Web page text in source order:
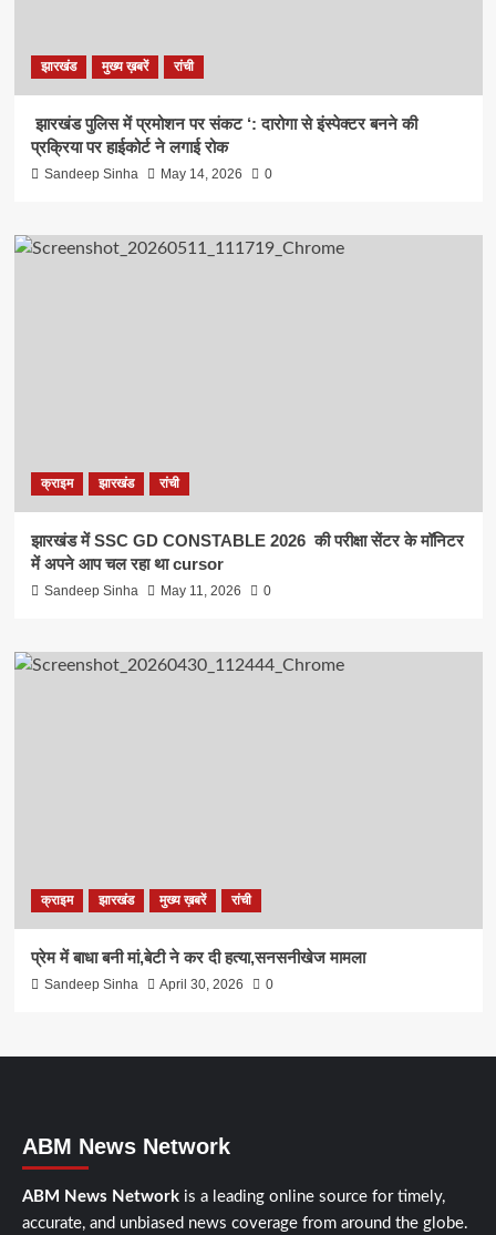
झारखंड मुख्य ख़बरें रांची
झारखंड पुलिस में प्रमोशन पर संकट ‘: दारोगा से इंस्पेक्टर बनने की
प्रक्रिया पर हाईकोर्ट ने लगाई रोक
Sandeep Sinha May 14, 2026 0
क्राइम झारखंड रांची
झारखंड में SSC GD CONSTABLE 2026 की परीक्षा सेंटर के मॉनिटर
में अपने आप चल रहा था cursor
Sandeep Sinha May 11, 2026 0
क्राइम झारखंड मुख्य ख़बरें रांची
प्रेम में बाधा बनी मां,बेटी ने कर दी हत्या,सनसनीखेज मामला
Sandeep Sinha April 30, 2026 0
ABM News Network
ABM News Network is a leading online source for timely,
accurate, and unbiased news coverage from around the globe.